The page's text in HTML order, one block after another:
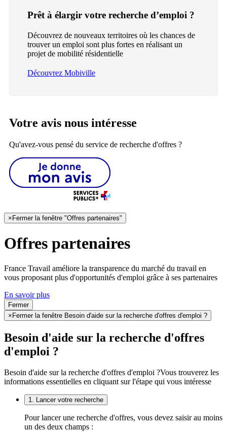
Prêt à élargir votre recherche d’emploi ?
Découvrez de nouveaux territoires où les chances de
trouver un emploi sont plus fortes en réalisant un
projet de mobilité résidentielle
Découvrez Mobiville
Votre avis nous intéresse
Qu'avez-vous pensé du service de recherche d'offres ?
× Fermer la fenêtre "Offres partenaires"
Offres partenaires
France Travail améliore la transparence du marché du travail en
vous proposant plus d'opportunités d'emploi grâce à ses partenaires
En savoir plus
Fermer
×Fermer la fenêtre Besoin d'aide sur la recherche d'offres d'emploi ?
Besoin d'aide sur la recherche d'offres
d'emploi ?
Besoin d'aide sur la recherche d'offres d'emploi ?Vous trouverez les
informations essentielles en cliquant sur l'étape qui vous intéresse
1. Lancer votre recherche
Pour lancer une recherche d'offres, vous devez saisir au moins
un des deux champs :